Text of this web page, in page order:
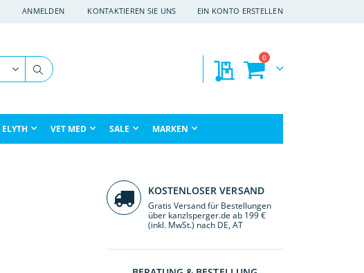
ANMELDEN KONTAKTIEREN SIE UNS EIN KONTO ERSTELLEN
Warenkorb
0Artikel
Meine Preisanfragen
ELYTH VET MED SALE MARKEN
KOSTENLOSER VERSAND
Gratis Versand für Bestellungen
über kanzlsperger.de ab 199 €
(inkl. MwSt.) nach DE, AT